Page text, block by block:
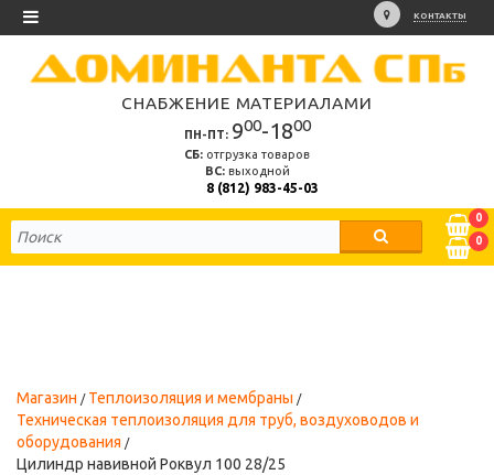
КОНТАКТЫ
СНАБЖЕНИЕ МАТЕРИАЛАМИ
ПН-ПТ: 900-1800
СБ: отгрузка товаров
ВС:выходной
8 (812) 983-45-03
0
0
Магазин
Теплоизоляция и мембраны
Техническая теплоизоляция для труб, воздуховодов и
оборудования
Цилиндр навивной Роквул 100 28/25